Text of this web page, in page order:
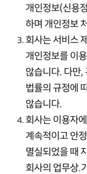
개인정보(신용
하며 개인정보
회사는 서비스
개인정보를 이
않습니다. 다만,
법률의 규정에
않습니다.
회사는 이용자
계속적이고 안
멸실되었을 때
회사의 업무상.